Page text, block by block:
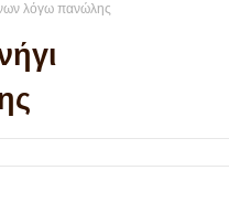
λόγω πανώλης